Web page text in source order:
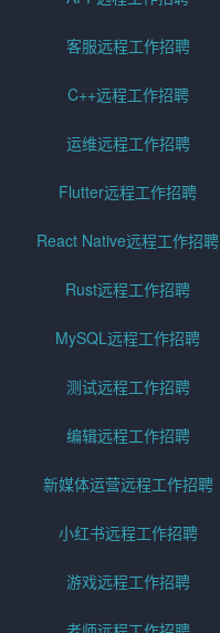
客服远程工作招聘
C++远程工作招聘
运维远程工作招聘
Flutter远程工作招聘
React Native远程工作招聘
Rust远程工作招聘
MySQL远程工作招聘
测试远程工作招聘
编辑远程工作招聘
新媒体运营远程工作招聘
小红书远程工作招聘
游戏远程工作招聘